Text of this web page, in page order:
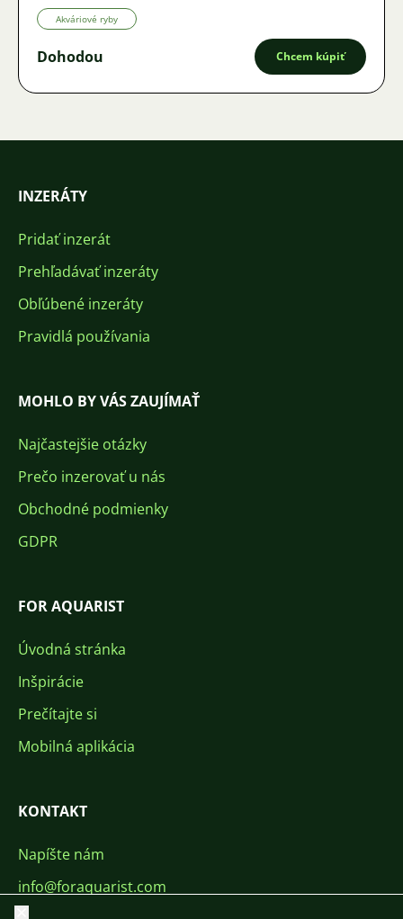
Akváriové ryby
Dohodou Chcem kúpiť
INZERÁTY
Pridať inzerát
Prehľadávať inzeráty
Obľúbené inzeráty
Pravidlá používania
MOHLO BY VÁS ZAUJÍMAŤ
Najčastejšie otázky
Prečo inzerovať u nás
Obchodné podmienky
GDPR
FOR AQUARIST
Úvodná stránka
Inšpirácie
Prečítajte si
Mobilná aplikácia
KONTAKT
Napíšte nám
info@foraquarist.com